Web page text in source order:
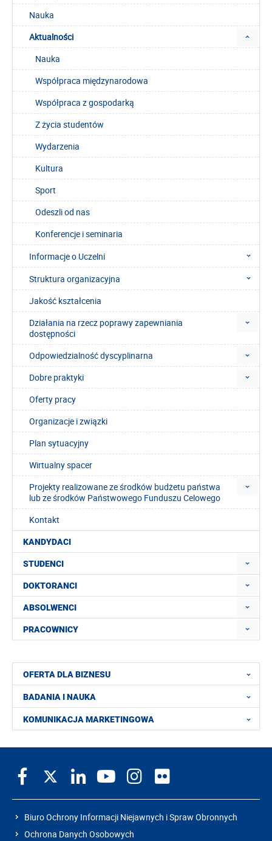
Nauka
Aktualności
Nauka
Współpraca międzynarodowa
Współpraca z gospodarką
Z życia studentów
Wydarzenia
Kultura
Sport
Odeszli od nas
Konferencje i seminaria
Informacje o Uczelni
Struktura organizacyjna
Jakość kształcenia
Działania na rzecz poprawy zapewniania
dostępności
Odpowiedzialność dyscyplinarna
Dobre praktyki
Oferty pracy
Organizacje i związki
Plan sytuacyjny
Wirtualny spacer
Projekty realizowane ze środków budżetu państwa
lub ze środków Państwowego Funduszu Celowego
Kontakt
KANDYDACI
STUDENCI
DOKTORANCI
ABSOLWENCI
PRACOWNICY
OFERTA DLA BIZNESU
BADANIA I NAUKA
KOMUNIKACJA MARKETINGOWA
Biuro Ochrony Informacji Niejawnych i Spraw Obronnych
Ochrona Danych Osobowych